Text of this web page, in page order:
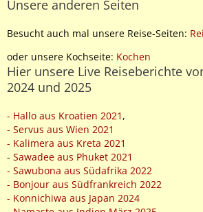
Unsere anderen Seiten
Besucht auch mal unsere Reise-Seiten:
oder unsere Kochseite: Kochen
Hier unsere Live Reiseberichte
2024 und 2025
- Hallo aus Kroatien 2021 ,
- Servus aus Wien 2021
- Kalimera aus Kreta 2021
- Sawadee aus Phuket 2021
- Sawubona aus Südafrika 2022
- Bonjour aus Südfrankreich 2022
- Konnichiwa aus Japan 2024